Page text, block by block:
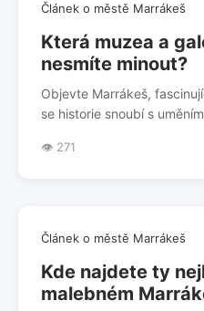
Článek o městě Marrákeš
Která muzea a
nesmíte minout?
Objevte Marrákeš,
se historie snoubí s
👁️ 271
Článek o městě Marrákeš
Kde najdete ty
malebném